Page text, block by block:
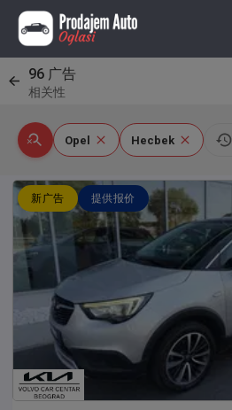
96 广告
相关性
Opel Hecbek
新广告 提供报价